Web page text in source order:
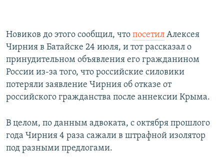
Новиков до этого сообщил, что посетил Алексея
Чирния в Батайске 24 июля, и тот рассказал о
принудительном объявления его гражданином
России из-за того, что российские силовики
потеряли заявление Чирния об отказе от
российского гражданства после аннексии Крыма.
В целом, по данным адвоката, с октября прошлого
года Чирния 4 раза сажали в штрафной изолятор
под разными предлогами.